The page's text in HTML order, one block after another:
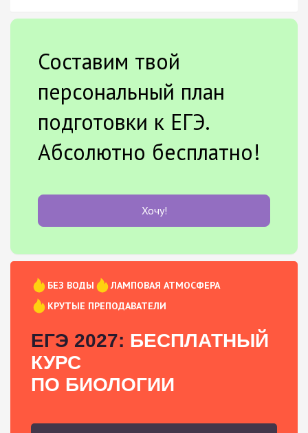
Составим твой
персональный план
подготовки к ЕГЭ.
Абсолютно бесплатно!
Хочу!
БЕЗ ВОДЫ
ЛАМПОВАЯ АТМОСФЕРА
КРУТЫЕ ПРЕПОДАВАТЕЛИ
ЕГЭ 2027: БЕСПЛАТНЫЙ
КУРС
ПО БИОЛОГИИ